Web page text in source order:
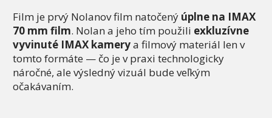
Film je prvý Nolanov film natočený úplne na IMAX
70 mm film. Nolan a jeho tím použili exkluzívne
vyvinuté IMAX kamerya filmový materiál len v
tomto formáte — čo je v praxi technologicky
náročné, ale výsledný vizuál bude veľkým
očakávaním.